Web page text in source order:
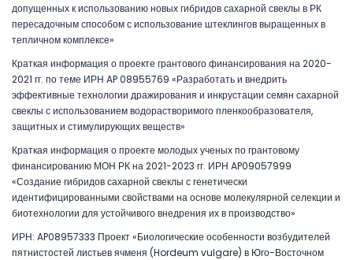
допущенных к использованию новых гибридов сахарной свеклы в РК
пересадочным способом с использование штеклингов выращенных в
тепличном комплексе»
Краткая информация о проекте грантового финансирования на 2020-
2021 гг. по теме ИРН AP 08955769 «Разработать и внедрить
эффективные технологии дражирования и инкрустации семян сахарной
свеклы с использованием водорастворимого пленкообразователя,
защитных и стимулирующих веществ»
Краткая информация о проекте молодых ученых по грантовому
финансированию МОН РК на 2021-2023 гг. ИРН AP09057999
«Создание гибридов сахарной свеклы с генетически
идентифицированными свойствами на основе молекулярной селекции и
биотехнологии для устойчивого внедрения их в производство»
ИРН: AP08957333 Проект «Биологические особенности возбудителей
пятнистостей листьев ячменя (Hordeum vulgare) в Юго-Восточном